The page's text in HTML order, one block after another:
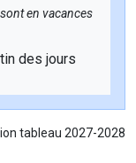
en vacances
des jours
tableau 2027-2028